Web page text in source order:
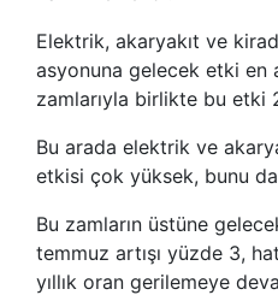
Elektrik, akaryakıt ve
asyonuna gelecek etki en
zamlarıyla birlikte bu etki
Bu arada elektrik ve
etkisi çok yüksek, bunu
Bu zamların üstüne
temmuz artışı yüzde 3,
yıllık oran gerilemeye